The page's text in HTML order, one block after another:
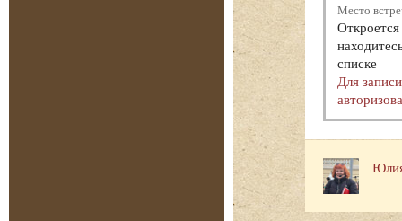
Место
списке
Для